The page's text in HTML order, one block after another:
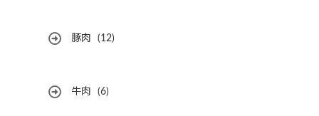
豚肉 (12)
牛肉 (6)